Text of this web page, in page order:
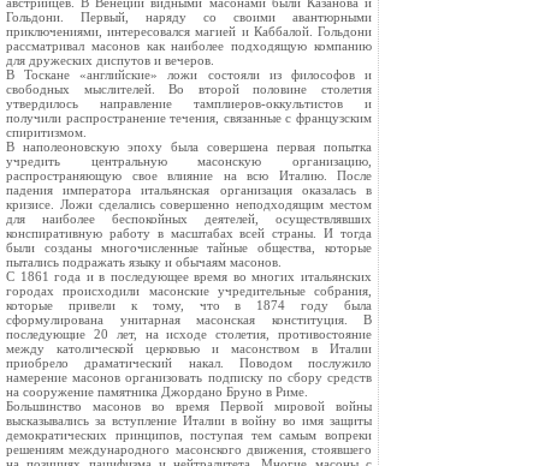
Гольдони. Первый, наряду со своими авантюрными
приключениями, интересовался магией и Каббалой. Гольдони
рассматривал масонов как наиболее подходящую компанию
для дружеских диспутов и вечеров.
В Тоскане «английские» ложи состояли из философов и
свободных мыслителей. Во второй половине столетия
утвердилось направление тамплиеров-оккультистов и
получили распространение течения, связанные с французским
спиритизмом.
В наполеоновскую эпоху была совершена первая попытка
учредить центральную масонскую организацию,
распространяющую свое влияние на всю Италию. После
падения императора итальянская организация оказалась в
кризисе. Ложи сделались совершенно неподходящим местом
для наиболее беспокойных деятелей, осуществлявших
конспиративную работу в масштабах всей страны. И тогда
были созданы многочисленные тайные общества, которые
пытались подражать языку и обычаям масонов.
С 1861 года и в последующее время во многих итальянских
городах происходили масонские учредительные собрания,
которые привели к тому, что в 1874 году была
сформулирована унитарная масонская конституция. В
последующие 20 лет, на исходе столетия, противостояние
между католической церковью и масонством в Италии
приобрело драматический накал. Поводом послужило
намерение масонов организовать подписку по сбору средств
на сооружение памятника Джордано Бруно в Риме.
Большинство масонов во время Первой мировой войны
высказывались за вступление Италии в войну во имя защиты
демократических принципов, поступая тем самым вопреки
решениям международного масонского движения, стоявшего